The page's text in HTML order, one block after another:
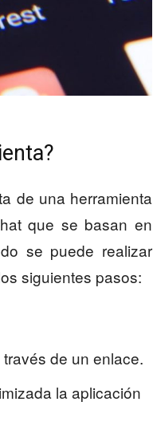
de una herramienta
que se basan en
se puede realizar
siguientes pasos:
de un enlace.
la aplicación